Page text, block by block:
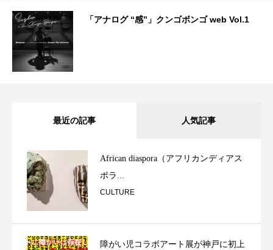
「アナログ “感”」クンゴボンゴ web Vol.1
最近の記事 人気記事
African diaspora（アフリカンディアス
ポラ...
CULTURE
障がい児コラボアート展が神戸に初上